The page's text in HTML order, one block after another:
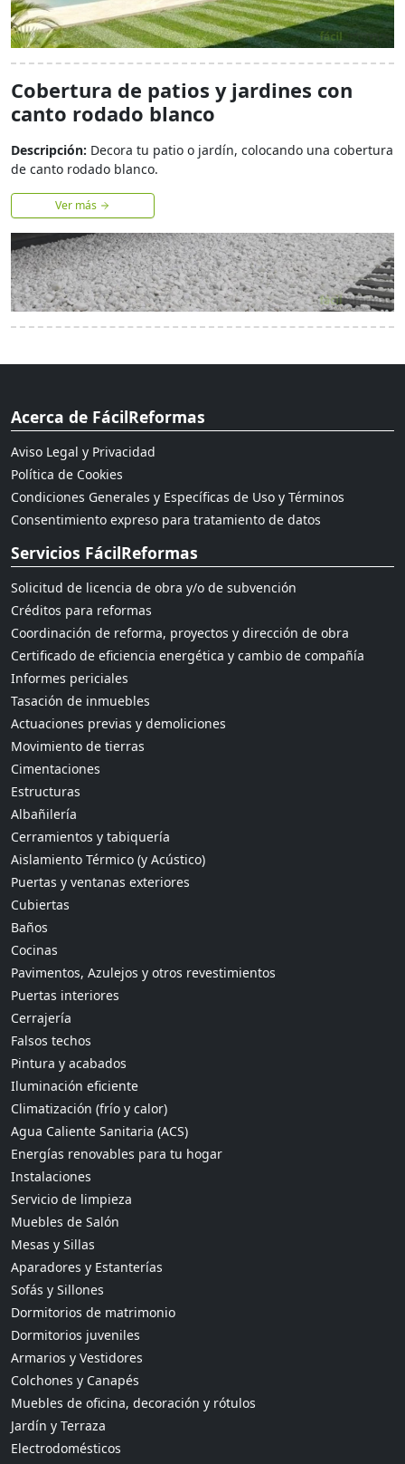
Cobertura de patios y jardines con
canto rodado blanco
Descripción: Decora tu patio o jardín, colocando una cobertura
de canto rodado blanco.
Ver más
Acerca de FácilReformas
Aviso Legal y Privacidad
Política de Cookies
Condiciones Generales y Específicas de Uso y Términos
Consentimiento expreso para tratamiento de datos
Servicios FácilReformas
Solicitud de licencia de obra y/o de subvención
Créditos para reformas
Coordinación de reforma, proyectos y dirección de obra
Certificado de eficiencia energética y cambio de compañía
Informes periciales
Tasación de inmuebles
Actuaciones previas y demoliciones
Movimiento de tierras
Cimentaciones
Estructuras
Albañilería
Cerramientos y tabiquería
Aislamiento Térmico (y Acústico)
Puertas y ventanas exteriores
Cubiertas
Baños
Cocinas
Pavimentos, Azulejos y otros revestimientos
Puertas interiores
Cerrajería
Falsos techos
Pintura y acabados
Iluminación eficiente
Climatización (frío y calor)
Agua Caliente Sanitaria (ACS)
Energías renovables para tu hogar
Instalaciones
Servicio de limpieza
Muebles de Salón
Mesas y Sillas
Aparadores y Estanterías
Sofás y Sillones
Dormitorios de matrimonio
Dormitorios juveniles
Armarios y Vestidores
Colchones y Canapés
Muebles de oficina, decoración y rótulos
Jardín y Terraza
Electrodomésticos